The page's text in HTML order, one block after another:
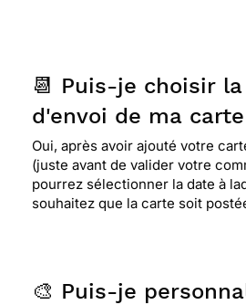
📆 Puis-je choisir
d'envoi de ma
Oui, après avoir ajouté votre
(juste avant de valider votre
pourrez sélectionner la date à
souhaitez que la carte soit
🎨 Puis-je